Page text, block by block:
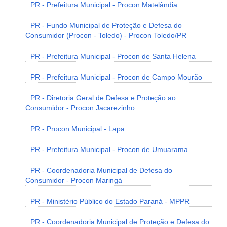
PR - Prefeitura Municipal - Procon Matelândia
PR - Fundo Municipal de Proteção e Defesa do
Consumidor (Procon - Toledo) - Procon Toledo/PR
PR - Prefeitura Municipal - Procon de Santa Helena
PR - Prefeitura Municipal - Procon de Campo Mourão
PR - Diretoria Geral de Defesa e Proteção ao
Consumidor - Procon Jacarezinho
PR - Procon Municipal - Lapa
PR - Prefeitura Municipal - Procon de Umuarama
PR - Coordenadoria Municipal de Defesa do
Consumidor - Procon Maringá
PR - Ministério Público do Estado Paraná - MPPR
PR - Coordenadoria Municipal de Proteção e Defesa do